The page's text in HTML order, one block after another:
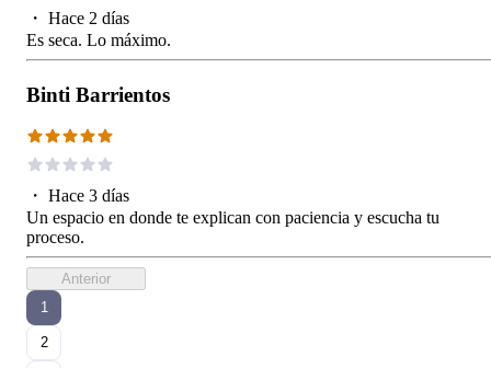
・ Hace 2 días
Es seca. Lo máximo.
Binti Barrientos
・ Hace 3 días
Un espacio en donde te explican con paciencia y escucha tu
proceso.
Anterior
1
2